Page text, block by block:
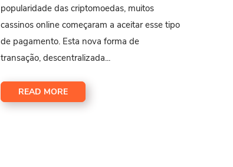
popularidade das criptomoedas, muitos
cassinos online começaram a aceitar esse tipo
de pagamento. Esta nova forma de
transação, descentralizada...
READ MORE